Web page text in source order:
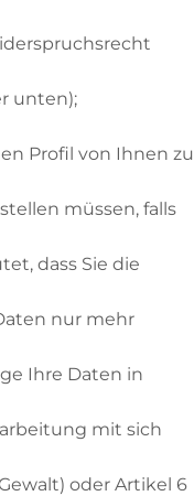
unten);
Profil von Ihnen zu
müssen, falls
dass Sie die
nur mehr
Ihre Daten in
mit sich
oder Artikel 6